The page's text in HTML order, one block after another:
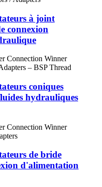
à joint
connexion
coniques
hydrauliques
de bride
d'alimentation